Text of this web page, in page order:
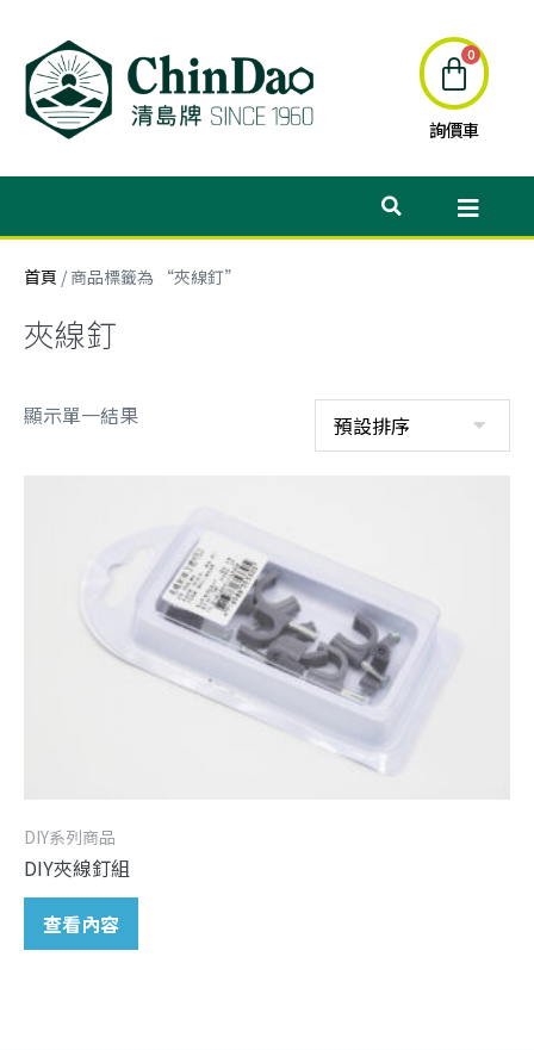
詢價車
首頁 / 商品標籤為 “夾線釘”
夾線釘
顯示單一結果
DIY系列商品
DIY夾線釘組
查看內容